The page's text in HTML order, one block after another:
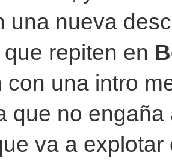
una nueva
repiten en
con una intro
que no
va a